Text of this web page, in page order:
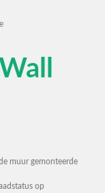
muur gemonteerde
op